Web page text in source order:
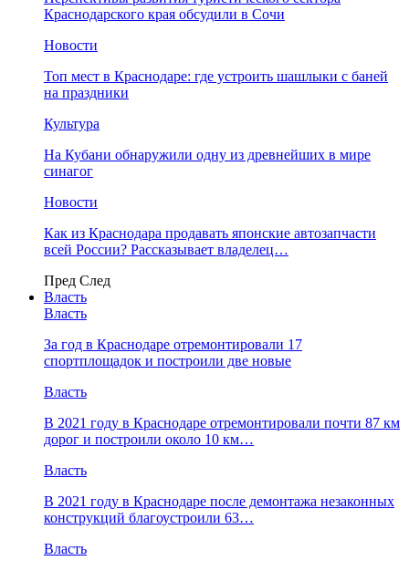
Краснодарского края обсудили в Сочи
Новости
Топ мест в Краснодаре: где устроить шашлыки с баней
на праздники
Культура
На Кубани обнаружили одну из древнейших в мире
синагог
Новости
Как из Краснодара продавать японские автозапчасти
всей России? Рассказывает владелец…
Пред След
Власть
Власть
За год в Краснодаре отремонтировали 17
спортплощадок и построили две новые
Власть
В 2021 году в Краснодаре отремонтировали почти 87 км
дорог и построили около 10 км…
Власть
В 2021 году в Краснодаре после демонтажа незаконных
конструкций благоустроили 63…
Власть